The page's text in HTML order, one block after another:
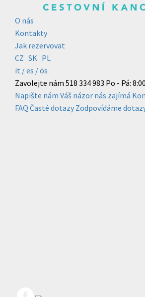
O nás
Kontakty
Jak rezervovat
CZ SK PL
it /es / ös
Zavolejte nám 518 334 983 Po - Pá:
Napište nám Váš názor nás zajímá
FAQ Časté dotazy Zodpovídáme